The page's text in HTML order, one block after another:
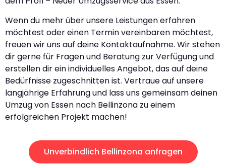
Wenn du mehr über unsere Leistungen erfahren
möchtest oder einen Termin vereinbaren möchtest,
freuen wir uns auf deine Kontaktaufnahme. Wir stehen
dir gerne für Fragen und Beratung zur Verfügung und
erstellen dir ein individuelles Angebot, das auf deine
Bedürfnisse zugeschnitten ist. Vertraue auf unsere
langjährige Erfahrung und lass uns gemeinsam deinen
Umzug von Essen nach Bellinzona zu einem
erfolgreichen Projekt machen!
Unverbindlich Bellinzona anfragen